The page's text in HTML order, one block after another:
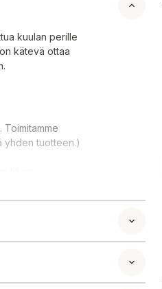
kuulan perille
kätevä ottaa
Toimitamme
yhden tuotteen.)
att ta med i